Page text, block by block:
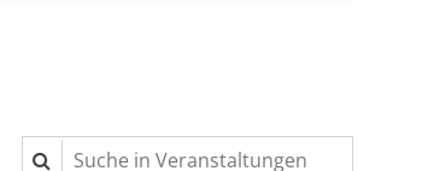
Suche in Veranstaltungen